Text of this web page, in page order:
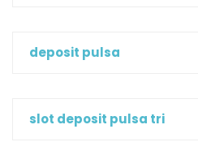
deposit pulsa
slot deposit pulsa tri